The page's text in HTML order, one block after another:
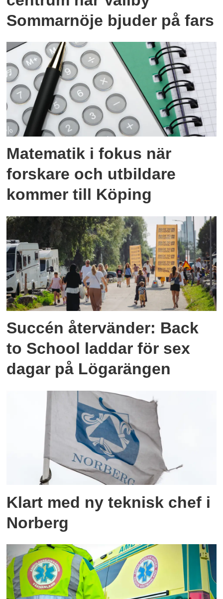
Sommarnöje bjuder på fars
Matematik i fokus när
forskare och utbildare
kommer till Köping
Succén återvänder: Back
to School laddar för sex
dagar på Lögarängen
Klart med ny teknisk chef i
Norberg